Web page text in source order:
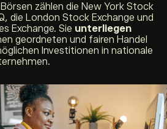
zählen die New York Stock
die London Stock Exchange und
Exchange. Sie unterliegen
geordneten und fairen Handel
Investitionen in nationale